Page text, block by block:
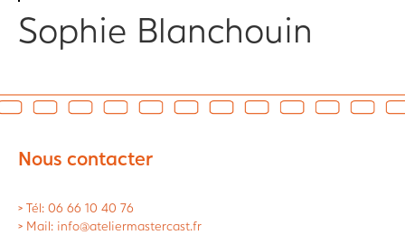
Sophie Blanchouin
Nous contacter
> Tél: 06 66 10 40 76
> Mail: info@ateliermastercast.fr